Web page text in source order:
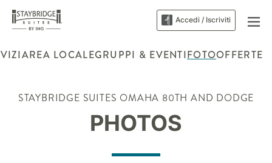
Accedi / Iscriviti
AREA LOCALEGRUPPI & EVENTIFOTOOFFERTE
STAYBRIDGE SUITES OMAHA 80TH AND DODGE
PHOTOS